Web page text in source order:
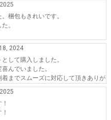
梱包もきれいです。
。
2024
して購入しました。
んでいました。
までスムーズに対応して頂きありが
したいです。